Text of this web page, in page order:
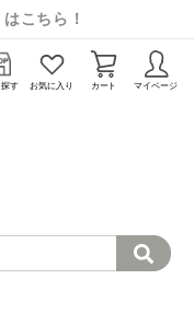
こちら！
探す お気に入り カート マイページ